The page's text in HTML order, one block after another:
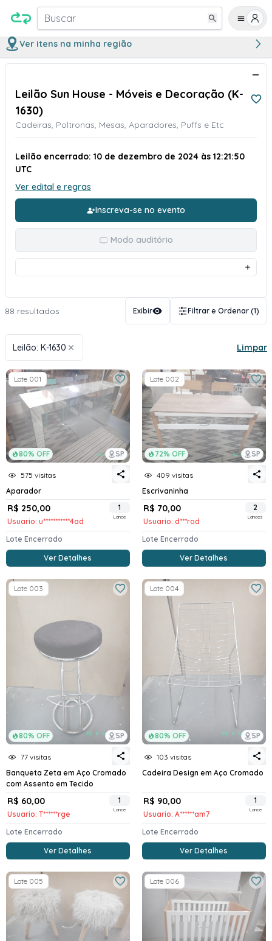
Buscar
Ver itens na minha região
Leilão Sun House - Móveis e Decoração (K-
1630)
Cadeiras, Poltronas, Mesas, Aparadores, Puffs e Etc
Leilão encerrado: 10 de dezembro de 2024 às 12:21:50
UTC
Ver edital e regras
Inscreva-se no evento
Modo auditório
88 resultados Exibir Filtrar e Ordenar (1)
Leilão: K-1630 Limpar
80% OFF SP
Lote 001
575 visitas
Aparador
R$ 250,00
Usuario: u***********4ad
1
Lance
Lote Encerrado
Ver Detalhes
72% OFF SP
Lote 002
409 visitas
Escrivaninha
R$ 70,00
Usuario: d***rod
2
Lances
Lote Encerrado
Ver Detalhes
80% OFF SP
Lote 003
77 visitas
Banqueta Zeta em Aço Cromado
com Assento em Tecido
R$ 60,00
Usuario: T******rge
1
Lance
Lote Encerrado
Ver Detalhes
80% OFF SP
Lote 004
103 visitas
Cadeira Design em Aço Cromado
R$ 90,00
Usuario: A******am7
1
Lance
Lote Encerrado
Ver Detalhes
Lote 005 Lote 006